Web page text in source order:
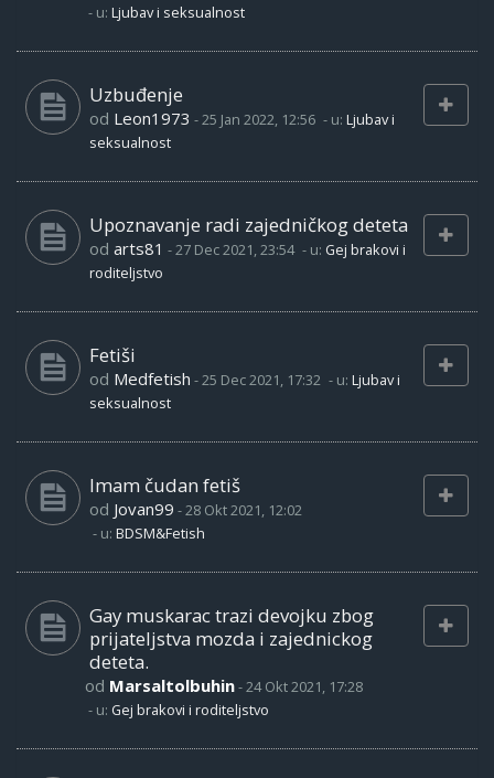
- u: Ljubav i seksualnost
Uzbuđenje
od Leon1973 -25 Jan 2022, 12:56 - u: Ljubav i
seksualnost
Upoznavanje radi zajedničkog deteta
od arts81 -27 Dec 2021, 23:54 - u: Gej brakovi i
roditeljstvo
Fetiši
od Medfetish -25 Dec 2021, 17:32 - u: Ljubav i
seksualnost
Imam čudan fetiš
od Jovan99 -28 Okt 2021, 12:02
- u: BDSM&Fetish
Gay muskarac trazi devojku zbog
prijateljstva mozda i zajednickog
deteta.
od Marsaltolbuhin-24 Okt 2021, 17:28
- u: Gej brakovi i roditeljstvo